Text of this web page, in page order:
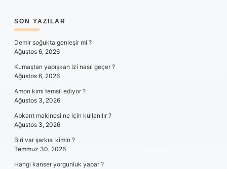
SIDEBAR
SON YAZILAR
Demir soğukta genleşir mi ?
Ağustos 6, 2026
Kumaştan yapışkan izi nasıl geçer ?
Ağustos 6, 2026
Amon kimi temsil ediyor ?
Ağustos 3, 2026
Abkant makinesi ne için kullanılır ?
Ağustos 3, 2026
Biri var şarkısı kimin ?
Temmuz 30, 2026
Hangi kanser yorgunluk yapar ?